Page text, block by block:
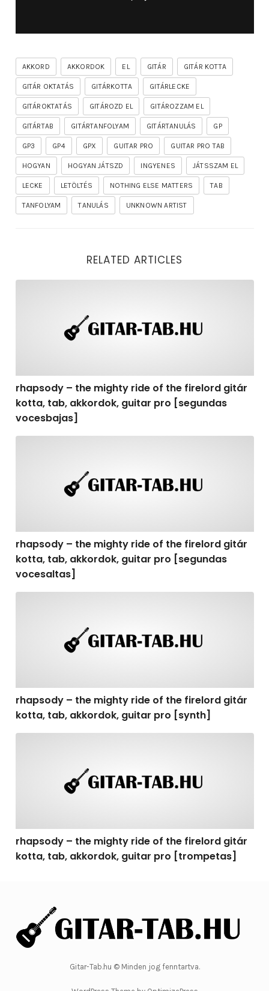
AKKORD AKKORDOK EL GITÁR GITÁR KOTTA
GITÁR OKTATÁS GITÁRKOTTA GITÁRLECKE
GITÁROKTATÁS GITÁROZD EL GITÁROZZAM EL
GITÁRTAB GITÁRTANFOLYAM GITÁRTANULÁS GP
GP3 GP4 GPX GUITAR PRO GUITAR PRO TAB
HOGYAN HOGYAN JÁTSZD INGYENES JÁTSSZAM EL
LECKE LETÖLTÉS NOTHING ELSE MATTERS TAB
TANFOLYAM TANULÁS UNKNOWN ARTIST
RELATED ARTICLES
rhapsody – the mighty ride of the firelord gitár
kotta, tab, akkordok, guitar pro [segundas
vocesbajas]
rhapsody – the mighty ride of the firelord gitár
kotta, tab, akkordok, guitar pro [segundas
vocesaltas]
rhapsody – the mighty ride of the firelord gitár
kotta, tab, akkordok, guitar pro [synth]
rhapsody – the mighty ride of the firelord gitár
kotta, tab, akkordok, guitar pro [trompetas]
Gitar-Tab.hu © Minden jog fenntartva.